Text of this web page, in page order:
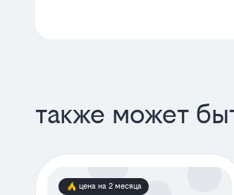
также может
цена на 2 месяца